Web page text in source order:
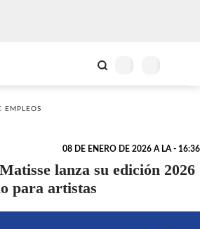
EMPLEOS
08 DE ENERO DE 2026 A LA - 16:36
lanza su edición 2026
para artistas